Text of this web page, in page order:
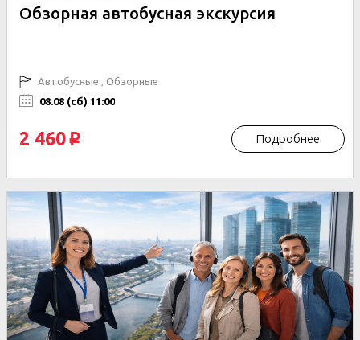
Обзорная автобусная экскурсия
Автобусные , Обзорные
08.08 (сб) 11:00
2 460 p Подробнее